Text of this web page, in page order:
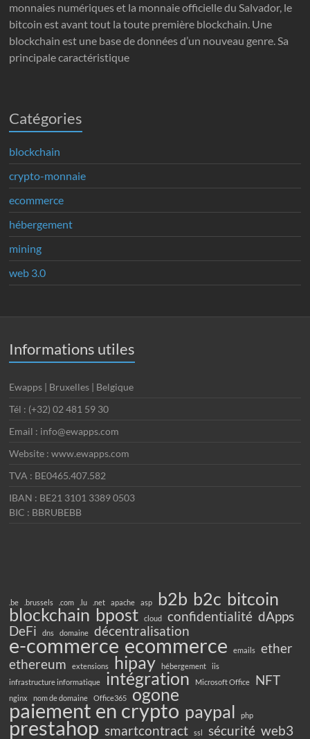
monnaies numériques et la monnaie officielle du Salvador, le
bitcoin est avant tout la toute première blockchain. Une
blockchain est une base de données d’un nouveau genre. Sa
principale caractéristique
Catégories
blockchain
crypto-monnaie
ecommerce
hébergement
mining
web 3.0
Informations utiles
Ewapps | Bruxelles | Belgique
Tél : (+32) 02 481 59 30
Email : info@ewapps.com
Website : www.ewapps.com
TVA : BE0465.407.582
IBAN : BE21 3101 3389 0503
BIC : BBRUBEBB
.be .brussels .com .lu .net apache asp b2b b2c bitcoin
blockchain bpost cloud confidentialité dApps
DeFi
dns domaine décentralisation
e-commerce ecommerce emails
ether
ethereum
extensions hipay hébergement
iis
infrastructure informatique
intégration Microsoft Office NFT
nginx nom de domaine Office365 ogone
paiement en crypto paypal php
prestahop smartcontract ssl sécurité web3